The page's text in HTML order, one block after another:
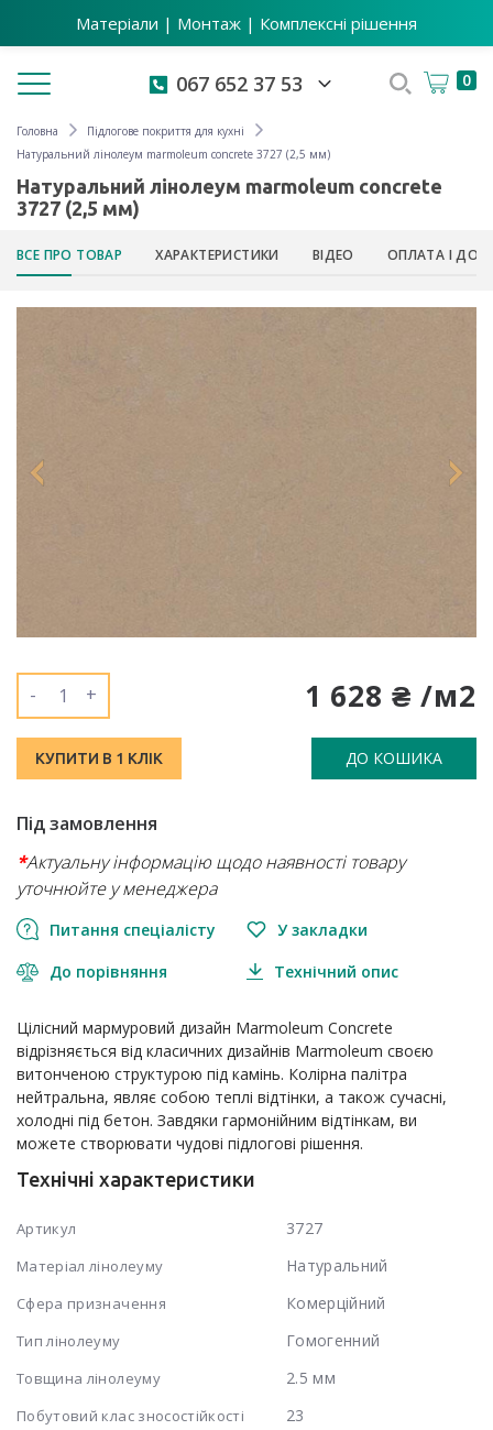
Матеріали | Монтаж | Комплексні рішення
Toggle navigation 067 652 37 53 0
Головна
Підлогове покриття для кухні
Натуральний лінолеум marmoleum concrete 3727 (2,5 мм)
Натуральний лінолеум marmoleum concrete
3727 (2,5 мм)
ВСЕ ПРО ТОВАР ХАРАКТЕРИСТИКИ ВІДЕО ОПЛАТА І
1 628 ₴ /м2
- +
КУПИТИ В 1 КЛІК ДО КОШИКА
Під замовлення
*Актуальну інформацію щодо наявності товару
уточнюйте у менеджера
Питання спеціалісту У закладки
До порівняння Технічний опис
Цілісний мармуровий дизайн Marmoleum Concrete
відрізняється від класичних дизайнів Marmoleum своєю
витонченою структурою під камінь. Колірна палітра
нейтральна, являє собою теплі відтінки, а також сучасні,
холодні під бетон. Завдяки гармонійним відтінкам, ви
можете створювати чудові підлогові рішення.
Технічні характеристики
Артикул 3727
Матеріал лінолеуму Натуральний
Сфера призначення Комерційний
Тип лінолеуму Гомогенний
Товщина лінолеуму 2.5 мм
Побутовий клас зносостійкості
23